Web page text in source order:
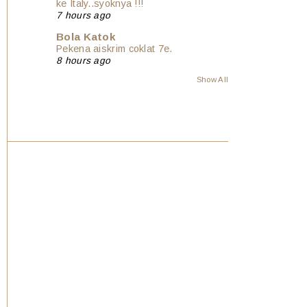
ke Italy..syoknya !!!
7 hours ago
Bola Katok
Pekena aiskrim coklat 7e.
8 hours ago
Show All